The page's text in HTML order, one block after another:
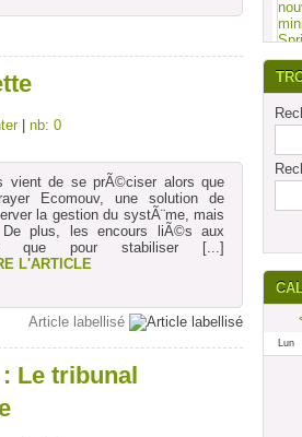
| nb: 0
vient de se prÃ©ciser alors que
Ecomouv, une solution de
la gestion du systÃ¨me, mais
plus, les encours liÃ©s aux
que pour stabiliser[...]
L'ARTICLE
Article labellisé
Le tribunal
Lun